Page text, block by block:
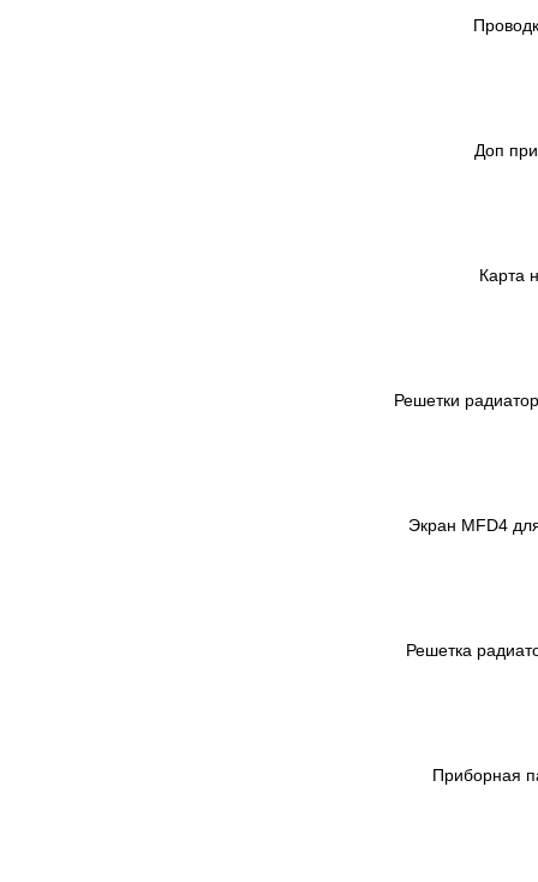
Доп
Карта
Решетки
Экран MFD4
Решетка
Приборная